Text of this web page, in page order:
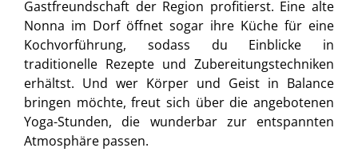
WERTGUTSCHEIN BESTELLEN
FACEBOOK
INSTAGRAM
Gastfreundschaft der Region profitierst. Eine alte
Nonna im Dorf öffnet sogar ihre Küche für eine
Kochvorführung, sodass du Einblicke in
traditionelle Rezepte und Zubereitungstechniken
erhältst. Und wer Körper und Geist in Balance
bringen möchte, freut sich über die angebotenen
Yoga-Stunden, die wunderbar zur entspannten
Atmosphäre passen.